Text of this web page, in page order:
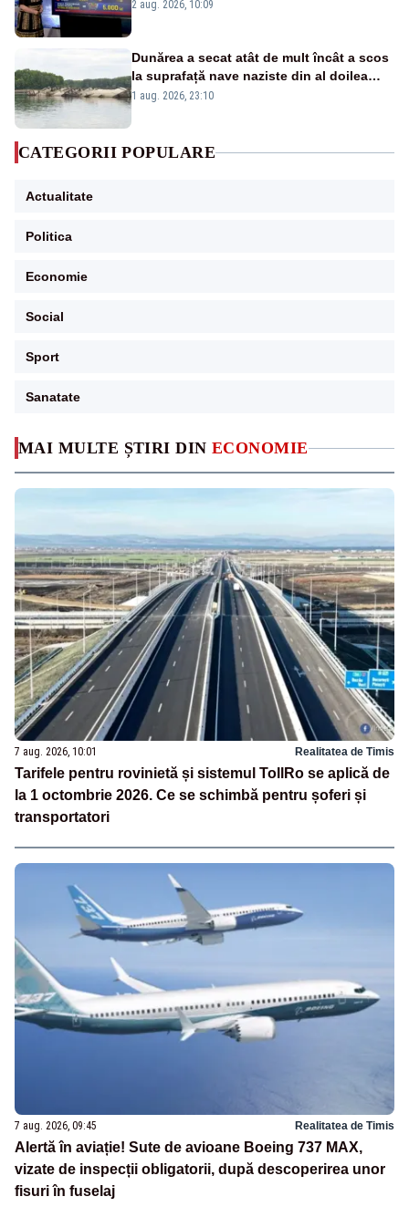
MAI MULTE ȘTIRI DIN ECONOMIE
7 aug. 2026, 10:01 Realitatea de Timis
Tarifele pentru rovinietă și sistemul TollRo se aplică de
la 1 octombrie 2026. Ce se schimbă pentru șoferi și
transportatori
7 aug. 2026, 09:45 Realitatea de Timis
Alertă în aviație! Sute de avioane Boeing 737 MAX,
vizate de inspecții obligatorii, după descoperirea unor
fisuri în fuselaj
2 aug. 2026, 10:09
Dunărea a secat atât de mult încât a scos
la suprafață nave naziste din al doilea
război mondial
1 aug. 2026, 23:10
CATEGORII POPULARE
Actualitate
Politica
Economie
Social
Sport
Sanatate